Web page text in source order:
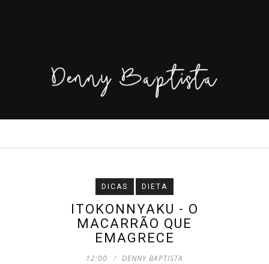
DICAS DIETA
ITOKONNYAKU - O
MACARRÃO QUE
EMAGRECE
12:00 DENNY BAPTISTA